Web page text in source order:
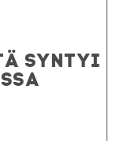
SYNTYI